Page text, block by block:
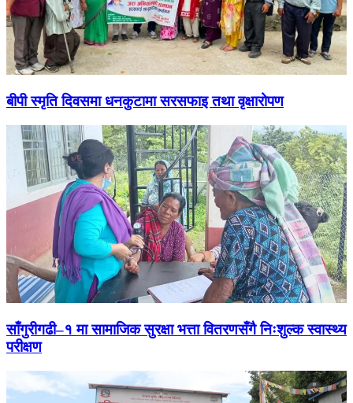
बीपी स्मृति दिवसमा धनकुटामा सरसफाइ तथा वृक्षारोपण
साँगुरीगढी–१ मा सामाजिक सुरक्षा भत्ता वितरणसँगै निःशुल्क स्वास्थ्य
परीक्षण